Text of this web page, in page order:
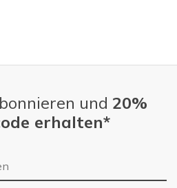
und 20%
erhalten*